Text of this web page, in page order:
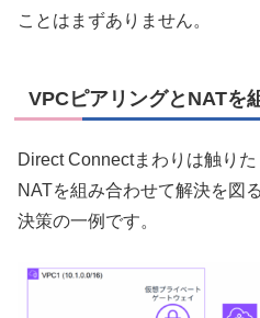
ことはまずありません。
VPCピアリングとNATを
Direct Connectまわりは触り
NATを組み合わせて解決を図
決策の一例です。